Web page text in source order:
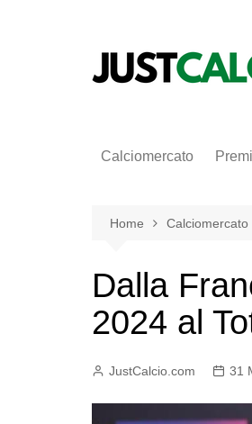
Calciomercato
Home Calciomercato
Dalla
2024 al
JustCalcio.com 31